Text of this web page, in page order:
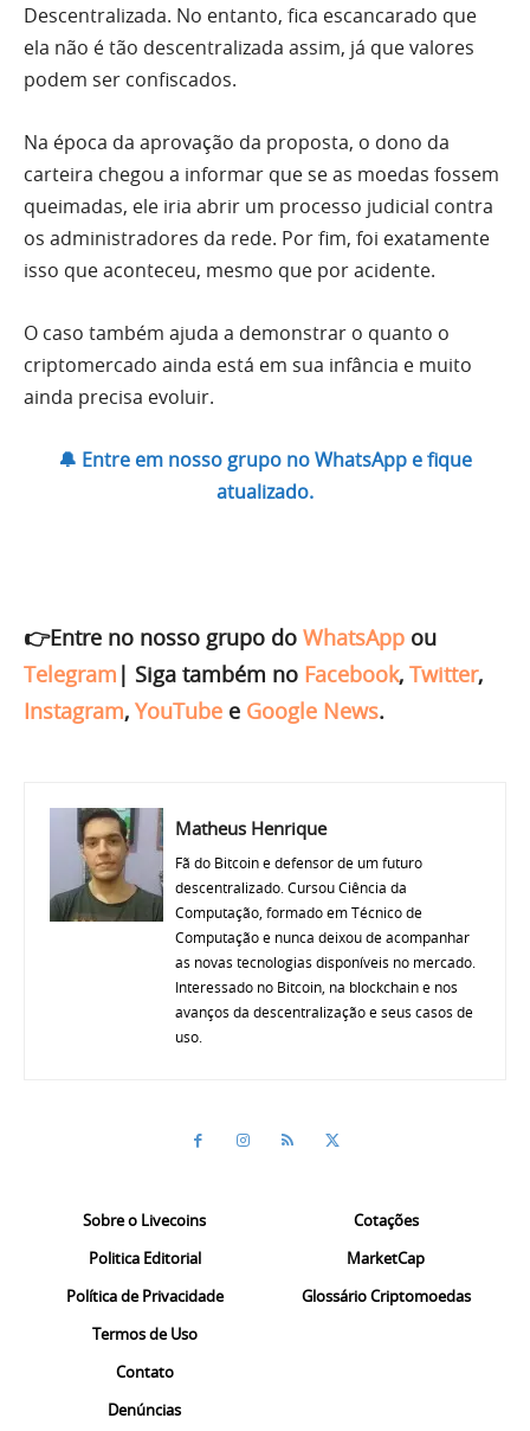
Descentralizada. No entanto, fica escancarado que
ela não é tão descentralizada assim, já que valores
podem ser confiscados.
Na época da aprovação da proposta, o dono da
carteira chegou a informar que se as moedas fossem
queimadas, ele iria abrir um processo judicial contra
os administradores da rede. Por fim, foi exatamente
isso que aconteceu, mesmo que por acidente.
O caso também ajuda a demonstrar o quanto o
criptomercado ainda está em sua infância e muito
ainda precisa evoluir.
🔔 Entre em nosso grupo no WhatsApp e fique
atualizado.
👉Entre no nosso grupo do WhatsApp ou
Telegram | Siga também no Facebook, Twitter,
Instagram, YouTube e Google News.
Matheus Henrique
Fã do Bitcoin e defensor de um futuro
descentralizado. Cursou Ciência da
Computação, formado em Técnico de
Computação e nunca deixou de acompanhar
as novas tecnologias disponíveis no mercado.
Interessado no Bitcoin, na blockchain e nos
avanços da descentralização e seus casos de
uso.
Sobre o Livecoins
Politica Editorial
Política de Privacidade
Termos de Uso
Contato
Denúncias
Cotações
MarketCap
Glossário Criptomoedas